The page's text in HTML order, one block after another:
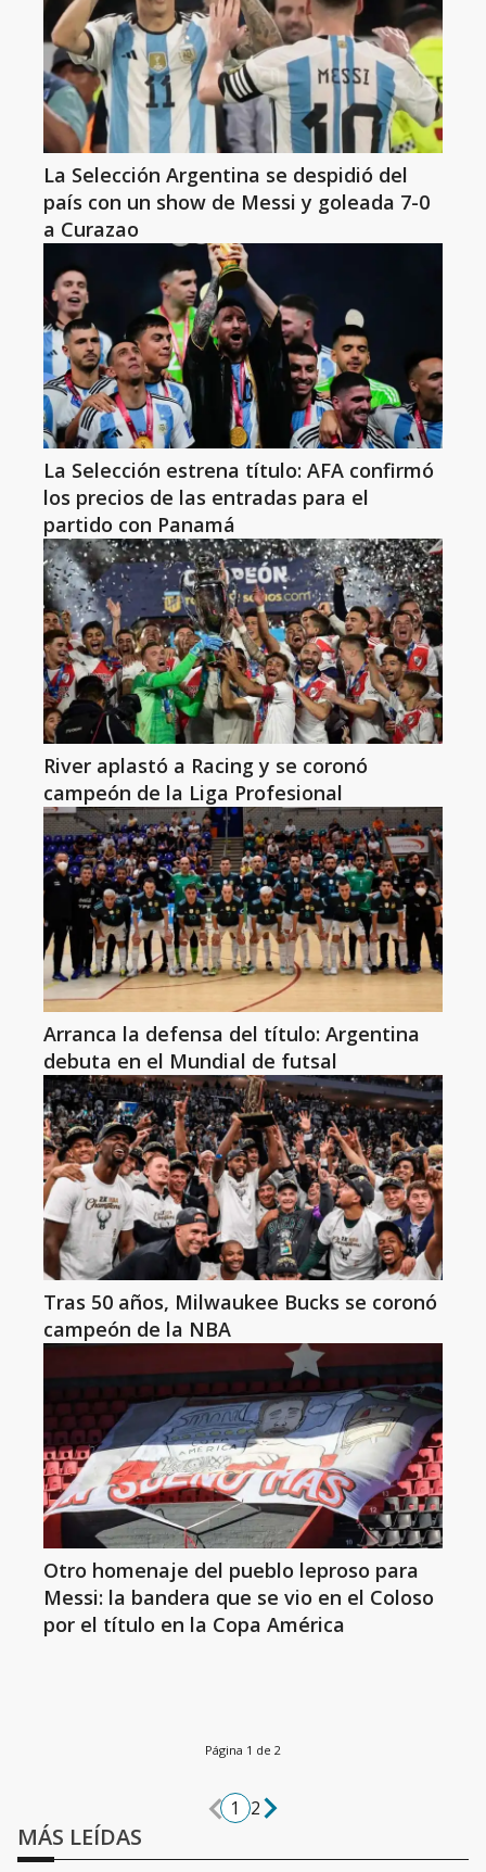
La Selección Argentina se despidió del
país con un show de Messi y goleada 7-0
a Curazao
La Selección estrena título: AFA confirmó
los precios de las entradas para el
partido con Panamá
River aplastó a Racing y se coronó
campeón de la Liga Profesional
Arranca la defensa del título: Argentina
debuta en el Mundial de futsal
Tras 50 años, Milwaukee Bucks se coronó
campeón de la NBA
Otro homenaje del pueblo leproso para
Messi: la bandera que se vio en el Coloso
por el título en la Copa América
Página 1 de 2
1 2
MÁS LEÍDAS